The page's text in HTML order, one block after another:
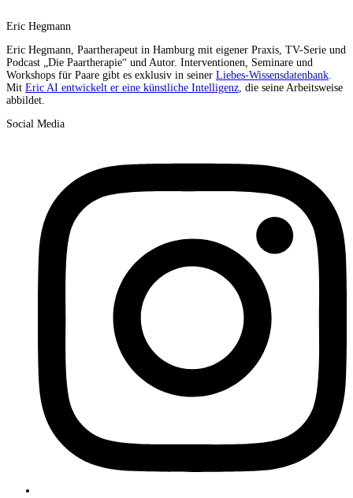
Eric Hegmann
Eric Hegmann, Paartherapeut in Hamburg mit eigener Praxis, TV-Serie und
Podcast „Die Paartherapie“ und Autor. Interventionen, Seminare und
Workshops für Paare gibt es exklusiv in seiner Liebes-Wissensdatenbank.
Mit Eric AI entwickelt er eine künstliche Intelligenz, die seine Arbeitsweise
abbildet.
Social Media